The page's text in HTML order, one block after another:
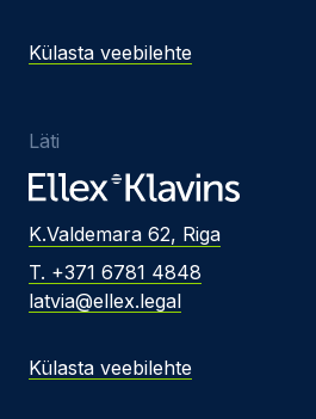
Külasta veebilehte
Läti
K.Valdemara 62, Riga
T. +371 6781 4848
latvia@ellex.legal
Külasta veebilehte